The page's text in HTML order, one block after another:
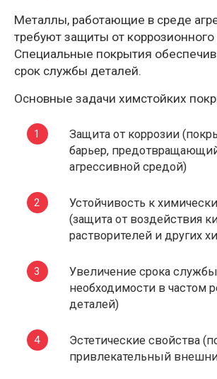
Металлы, работающие в среде
требуют защиты от
Специальные покрытия
срок службы деталей.
Основные задачи химстойких
Защита от коррозии
барьер,
агрессивной средой)
Устойчивость к
(защита от воздействия
растворителей и других
Увеличение срока
необходимости в частом
деталей)
Эстетические свойства
привлекательный